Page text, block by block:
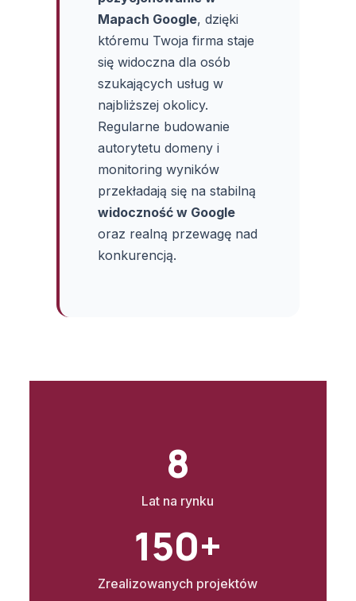
Mapach Google, dzięki
któremu Twoja firma staje
się widoczna dla osób
szukających usług w
najbliższej okolicy.
Regularne budowanie
autorytetu domeny i
monitoring wyników
przekładają się na stabilną
widoczność w Google
oraz realną przewagę nad
konkurencją.
8
Lat na rynku
150+
Zrealizowanych projektów